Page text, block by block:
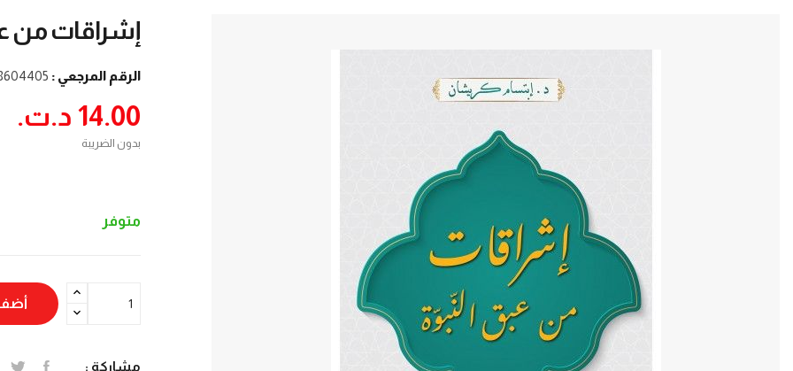
إشراقات من
الرقم المرجعي :
14.00 د.ت.‏
بدون الضريبة
متوفر
مشاركة :